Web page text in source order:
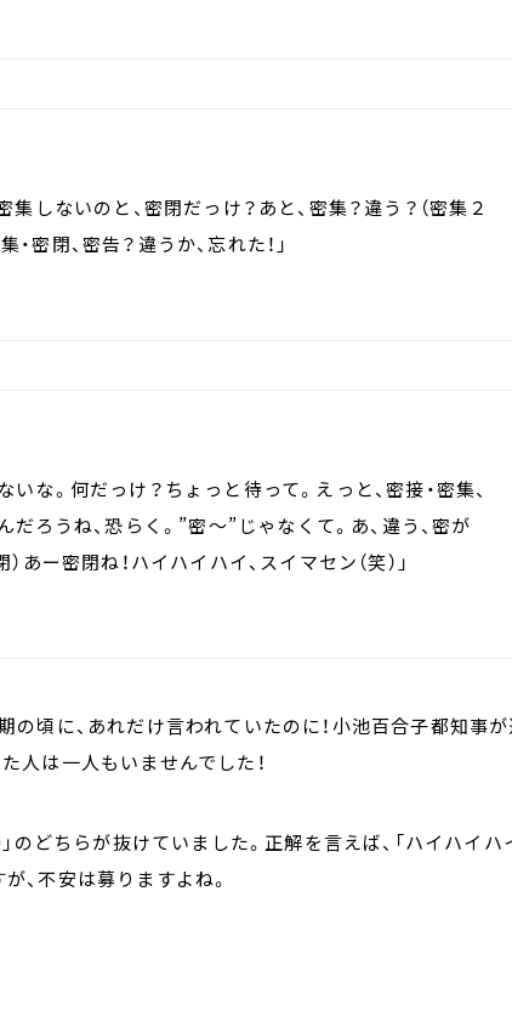
集しないのと、密閉だっけ？あと、密集？違う？（密集２
密閉、密告？違うか、忘れた！」
な。何だっけ？ちょっと待って。えっと、密接・密集、
だろうね、恐らく。”密～”じゃなくて。あ、違う、密が
）あー密閉ね！ハイハイハイ、スイマセン（笑）」
の頃に、あれだけ言われていたのに！小池百合子都知事
人は一人もいませんでした！
」のどちらが抜けていました。正解を言えば、「ハイハイハ
、不安は募りますよね。